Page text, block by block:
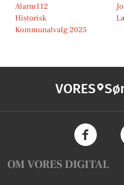
Alarm112
Historisk
Kommunalvalg 2025
VORES
OM VORES DIGITAL